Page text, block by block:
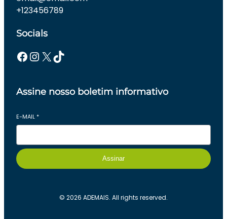
+123456789
Socials
Facebook InstagramX TikTok
Assine nosso boletim informativo
E-MAIL*
Assinar
© 2026 ADEMAIS. All rights reserved.